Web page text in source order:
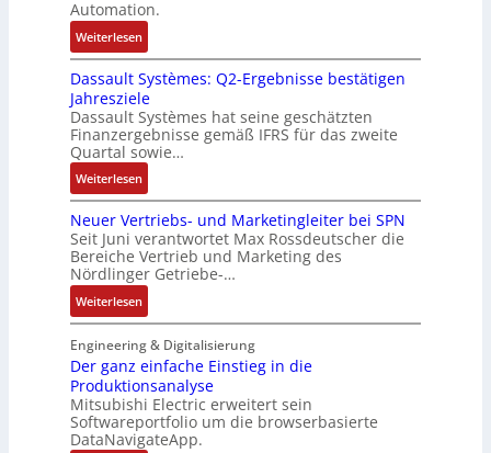
-
A
n
l
a
g
e
n
b
a
u
:
P
o
s
i
t
i
v
r
n
-
K
i
t
E
n
c
e
r
s
e
r
t
r
i
a
n
g
a
t
o
R
ü
c
k
g
r
a
t
d
e
r
F
a
b
r
k
Automation.
Weiterlesen:
R
o
s
e
S
y
s
t
e
m
t
e
c
h
n
i
k
-
G
Dassault Systèmes: Q2-Ergebnisse bestätigen
Jahresziele
Dassault Systèmes hat seine geschätzten
Finanzergebnisse gemäß IFRS für das zweite
Quartal sowie…
Weiterlesen:
D
a
s
s
a
u
l
t
S
y
s
t
è
Neuer Vertriebs- und Marketingleiter bei SPN
Seit Juni verantwortet Max Rossdeutscher die
Bereiche Vertrieb und Marketing des
Nördlinger Getriebe-…
Weiterlesen:
N
e
u
e
r
V
e
Engineering & Digitalisierung
Der ganz einfache Einstieg in die
Produktionsanalyse
Mitsubishi Electric erweitert sein
Softwareportfolio um die browserbasierte
DataNavigateApp.